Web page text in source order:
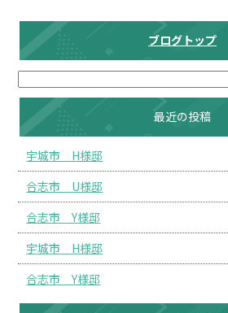
ブログトップ
最近の投稿
宇城市 H様邸
合志市 U様邸
合志市 Y様邸
宇城市 H様邸
合志市 Y様邸